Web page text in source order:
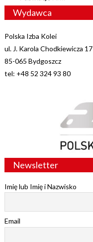
Wydawca
Polska Izba Kolei
ul. J. Karola Chodkiewicza 17
85-065 Bydgoszcz
tel: +48 52 324 93 80
Newsletter
Imię lub Imię i Nazwisko
Email